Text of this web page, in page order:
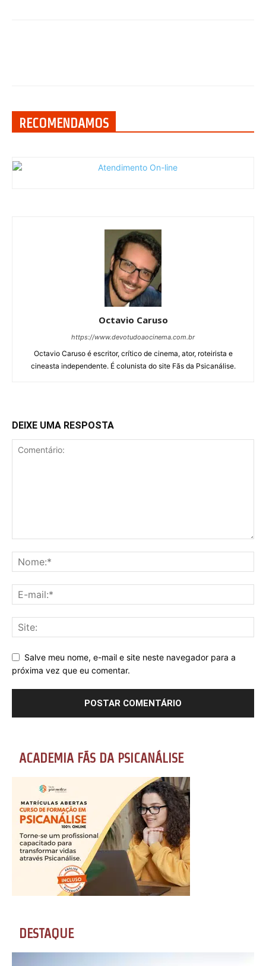
RECOMENDAMOS
Octavio Caruso
https://www.devotudoaocinema.com.br
Octavio Caruso é escritor, crítico de cinema, ator, roteirista e
cineasta independente. É colunista do site Fãs da Psicanálise.
DEIXE UMA RESPOSTA
Salve meu nome, e-mail e site neste navegador para a
próxima vez que eu comentar.
ACADEMIA FÃS DA PSICANÁLISE
DESTAQUE